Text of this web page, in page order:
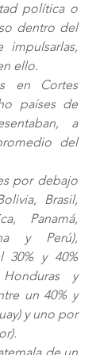
política o
dentro del
impulsarlas,
ello.
en Cortes
países de
a
del
por debajo
Brasil,
Panamá,
y Perú),
30% y 40%
y
un 40% y
y uno por